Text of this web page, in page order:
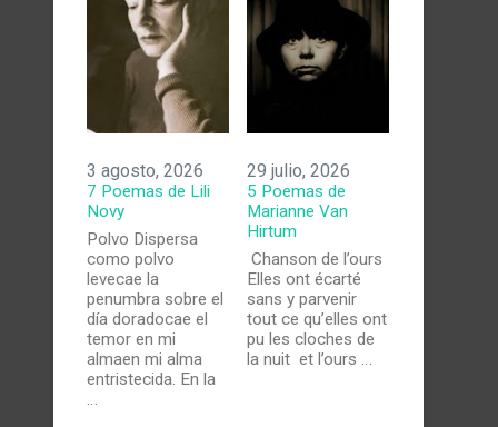
3 agosto, 2026
7 Poemas de Lili
Novy
Polvo Dispersa
como polvo
levecae la
penumbra sobre el
día doradocae el
temor en mi
almaen mi alma
entristecida. En la
…
29 julio, 2026
5 Poemas de
Marianne Van
Hirtum
Chanson de l’ours
Elles ont écarté
sans y parvenir
tout ce qu’elles ont
pu les cloches de
la nuit et l’ours …